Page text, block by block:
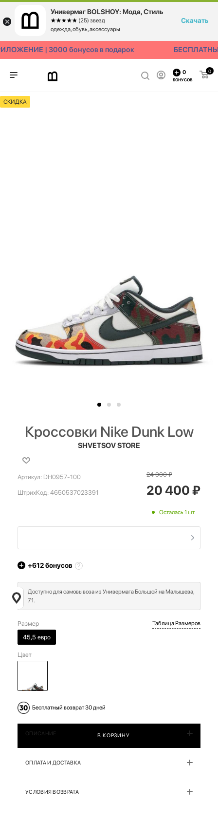
| 3000 бонусов в подарок
0
0
БОНУСОВ
СКИДКА
Кроссовки Nike Dunk Low
SHVETSOV STORE
Артикул: DH0957-100
ШтрихКод: 4650537023391
24 000₽
20 400₽
Осталась 1 шт
+612бонусов
Доступно для самовывоза из Универмага Большой на Малышева,
71.
Размер
45,5 евро
Таблица Размеров
Цвет
Бесплатный возврат 30 дней
В КОРЗИНУ
ОПИСАНИЕ
ОПЛАТА И ДОСТАВКА
УСЛОВИЯ ВОЗВРАТА
Универмаг BOLSHOY: Мода, Стиль
☆☆☆☆☆
★★★★★ (25) звезд
одежда, обувь, аксессуары
Скачать